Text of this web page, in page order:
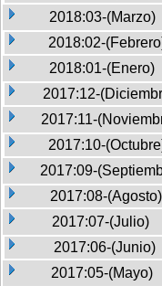
2018:03-(Marzo)
2018:02-
2018:01-(Enero)
2017:12-
2017:11-
2017:10-
2017:09-
2017:08-(Agosto)
2017:07-(Julio)
2017:06-(Junio)
2017:05-(Mayo)